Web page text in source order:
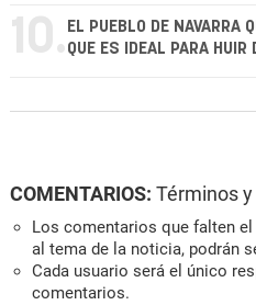
10. EL PUEBLO DE NAVARRA
QUE ES IDEAL PARA HUIR
COMENTARIOS: Términos
Los comentarios que falten
al tema de la noticia, podrán
Cada usuario será el único
comentarios.